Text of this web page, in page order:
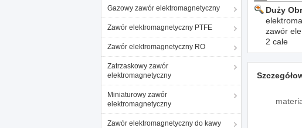
Gazowy zawór elektromagnetyczny
Zawór elektromagnetyczny PTFE
Zawór elektromagnetyczny RO
Zatrzaskowy zawór
elektromagnetyczny
Miniaturowy zawór
elektromagnetyczny
Zawór elektromagnetyczny do kawy
Duży
zawór
2 cale